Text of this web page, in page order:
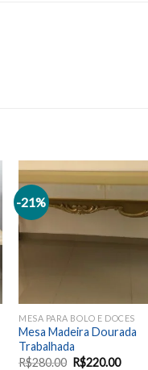
-21%
Add to
MESA PARA BOLO E DOCES
Mesa Madeira Dourada
Trabalhada
R$280.00 R$220.00